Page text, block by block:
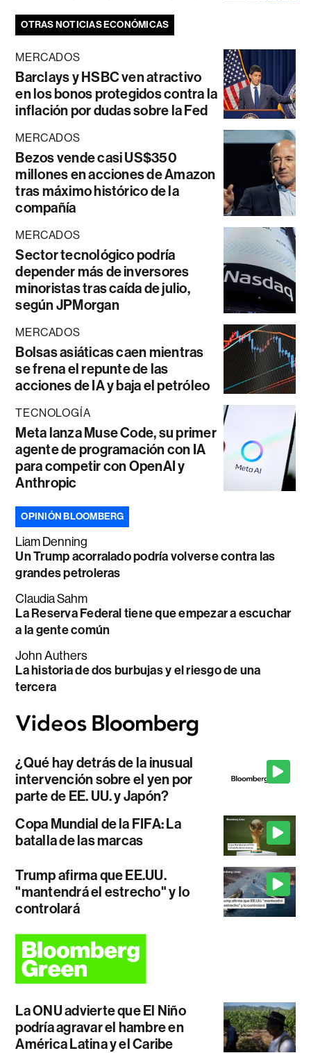
OTRAS NOTICIAS ECONÓMICAS
MERCADOS
Barclays y HSBC ven atractivo
en los bonos protegidos contra la
inflación por dudas sobre la Fed
MERCADOS
Bezos vende casi US$350
millones en acciones de Amazon
tras máximo histórico de la
compañía
MERCADOS
Sector tecnológico podría
depender más de inversores
minoristas tras caída de julio,
según JPMorgan
MERCADOS
Bolsas asiáticas caen mientras
se frena el repunte de las
acciones de IA y baja el petróleo
TECNOLOGÍA
Meta lanza Muse Code, su primer
agente de programación con IA
para competir con OpenAI y
Anthropic
OPINIÓN BLOOMBERG
Liam Denning
Un Trump acorralado podría volverse contra las
grandes petroleras
Claudia Sahm
La Reserva Federal tiene que empezar a escuchar
a la gente común
John Authers
La historia de dos burbujas y el riesgo de una
tercera
¿Qué hay detrás de la inusual
intervención sobre el yen por
parte de EE. UU. y Japón?
Copa Mundial de la FIFA: La
batalla de las marcas
Trump afirma que EE.UU.
"mantendrá el estrecho" y lo
controlará
La ONU advierte que El Niño
podría agravar el hambre en
América Latina y el Caribe